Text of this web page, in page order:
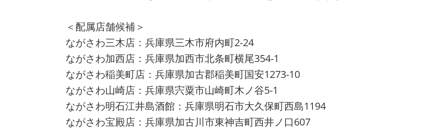
＜配属店舗候補＞
ながさわ三木店：兵庫県三木市府内町2-24
ながさわ加西店：兵庫県加西市北条町横尾354-1
ながさわ稲美町店：兵庫県加古郡稲美町国安1273-10
ながさわ山崎店：兵庫県宍粟市山崎町木ノ谷5-1
ながさわ明石江井島酒館：兵庫県明石市大久保町西島1194
ながさわ宝殿店：兵庫県加古川市東神吉町西井ノ口607